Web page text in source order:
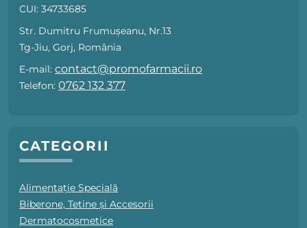
CUI: 34733685
Str. Dumitru Frumușeanu, Nr.13
Tg-Jiu, Gorj, România
E-mail: contact@promofarmacii.ro
Telefon: 0762 132 377
CATEGORII
Alimentație Specială
Biberone, Tetine și Accesorii
Dermatocosmetice